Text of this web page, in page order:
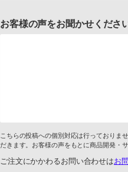
お客様の声をお聞かせくださ
こちらの投稿への個別対応は行っておりま
だきます。お客様の声をもとに商品開発・
ご注文にかかわるお問い合わせはお